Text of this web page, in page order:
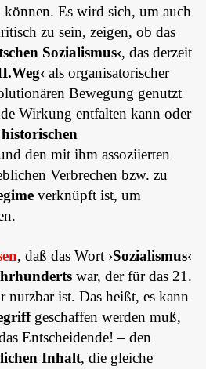
Es wird sich, um auch
zu sein, zeigen, ob das
Sozialismus‹, das derzeit
als organisatorischer
Bewegung genutzt
Wirkung entfalten kann oder
historischen
den mit ihm assoziierten
Verbrechen bzw. zu
verknüpft ist, um
, daß das Wort ›Sozialismus‹
war, der für das 21.
nutzbar ist. Das heißt, es kann
geschaffen werden muß,
Entscheidende! – den
Inhalt, die gleiche